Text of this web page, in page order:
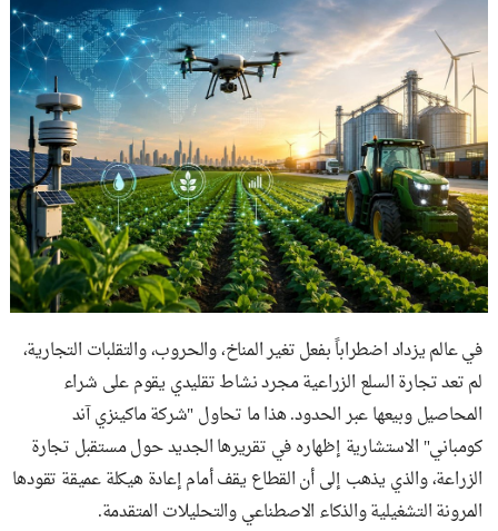
في عالم يزداد اضطراباً بفعل تغير المناخ، والحروب، والتقلبات التجارية،
لم تعد تجارة السلع الزراعية مجرد نشاط تقليدي يقوم على شراء
المحاصيل وبيعها عبر الحدود. هذا ما تحاول "شركة ماكينزي آند
كومباني" الاستشارية إظهاره في تقريرها الجديد حول مستقبل تجارة
الزراعة، والذي يذهب إلى أن القطاع يقف أمام إعادة هيكلة عميقة تقودها
المرونة التشغيلية والذكاء الاصطناعي والتحليلات المتقدمة.